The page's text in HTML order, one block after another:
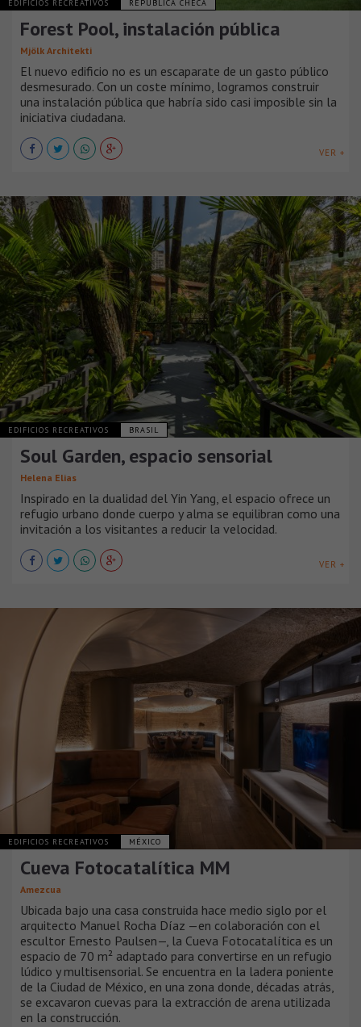
EDIFICIOS RECREATIVOS REPÚBLICA CHECA
Forest Pool, instalación pública
Mjölk Architekti
El nuevo edificio no es un escaparate de un gasto público
desmesurado. Con un coste mínimo, logramos construir
una instalación pública que habría sido casi imposible sin la
iniciativa ciudadana.
VER +
EDIFICIOS RECREATIVOS BRASIL
Soul Garden, espacio sensorial
Helena Elias
Inspirado en la dualidad del Yin Yang, el espacio ofrece un
refugio urbano donde cuerpo y alma se equilibran como una
invitación a los visitantes a reducir la velocidad.
VER +
EDIFICIOS RECREATIVOS MÉXICO
Cueva Fotocatalítica MM
Amezcua
Ubicada bajo una casa construida hace medio siglo por el
arquitecto Manuel Rocha Díaz —en colaboración con el
escultor Ernesto Paulsen—, la Cueva Fotocatalítica es un
espacio de 70 m² adaptado para convertirse en un refugio
lúdico y multisensorial. Se encuentra en la ladera poniente
de la Ciudad de México, en una zona donde, décadas atrás,
se excavaron cuevas para la extracción de arena utilizada
en la construcción.